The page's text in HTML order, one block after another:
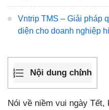
Vntrip TMS – Giải pháp
diện cho doanh nghiệp
Nội dung chính
Nói về niềm vui ngày Tết,